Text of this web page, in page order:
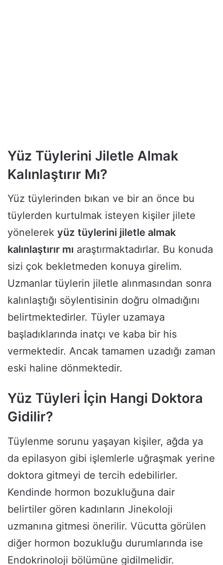
Yüz Tüylerini Jiletle Almak
Kalınlaştırır Mı?
Yüz tüylerinden bıkan ve bir an önce bu
tüylerden kurtulmak isteyen kişiler jilete
yönelerek yüz tüylerini jiletle almak
kalınlaştırır mı araştırmaktadırlar. Bu konuda
sizi çok bekletmeden konuya girelim.
Uzmanlar tüylerin jiletle alınmasından sonra
kalınlaştığı söylentisinin doğru olmadığını
belirtmektedirler. Tüyler uzamaya
başladıklarında inatçı ve kaba bir his
vermektedir. Ancak tamamen uzadığı zaman
eski haline dönmektedir.
Yüz Tüyleri İçin Hangi Doktora
Gidilir?
Tüylenme sorunu yaşayan kişiler, ağda ya
da epilasyon gibi işlemlerle uğraşmak yerine
doktora gitmeyi de tercih edebilirler.
Kendinde hormon bozukluğuna dair
belirtiler gören kadınların Jinekoloji
uzmanına gitmesi önerilir. Vücutta görülen
diğer hormon bozukluğu durumlarında ise
Endokrinoloji bölümüne gidilmelidir.